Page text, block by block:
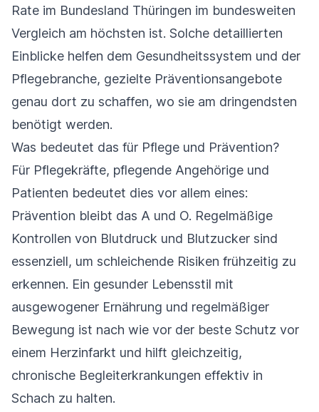
Rate im Bundesland Thüringen im bundesweiten
Vergleich am höchsten ist. Solche detaillierten
Einblicke helfen dem Gesundheitssystem und der
Pflegebranche, gezielte Präventionsangebote
genau dort zu schaffen, wo sie am dringendsten
benötigt werden.
Was bedeutet das für Pflege und Prävention?
Für Pflegekräfte, pflegende Angehörige und
Patienten bedeutet dies vor allem eines:
Prävention bleibt das A und O. Regelmäßige
Kontrollen von Blutdruck und Blutzucker sind
essenziell, um schleichende Risiken frühzeitig zu
erkennen. Ein gesunder Lebensstil mit
ausgewogener Ernährung und regelmäßiger
Bewegung ist nach wie vor der beste Schutz vor
einem Herzinfarkt und hilft gleichzeitig,
chronische Begleiterkrankungen effektiv in
Schach zu halten.